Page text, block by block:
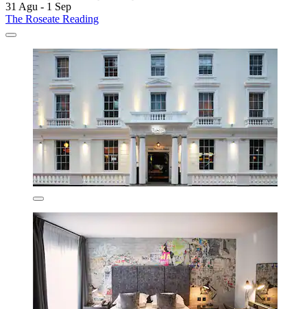
31 Agu - 1 Sep
The Roseate Reading